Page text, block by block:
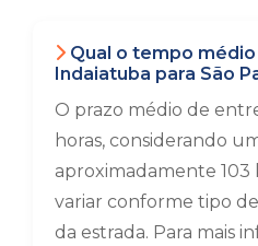
Qual o tempo
Indaiatuba para São
O prazo médio de
horas, considerando
aproximadamente 103
variar conforme tipo
da estrada. Para mais